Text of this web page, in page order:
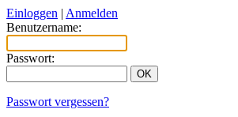
Einloggen | Anmelden
Benutzername:
Passwort:
Passwort vergessen?